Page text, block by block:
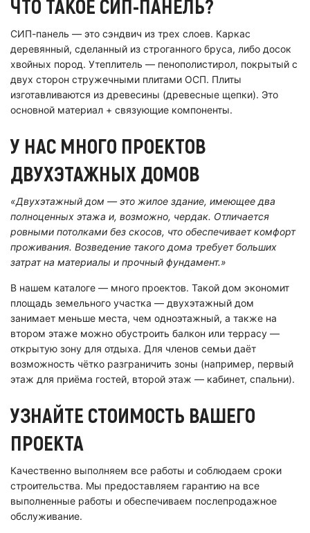
ЧТО ТАКОЕ СИП-ПАНЕЛЬ?
СИП-панель — это сэндвич из трех слоев. Каркас
деревянный, сделанный из строганного бруса, либо досок
хвойных пород. Утеплитель — пенополистирол, покрытый с
двух сторон стружечными плитами ОСП. Плиты
изготавливаются из древесины (древесные щепки). Это
основной материал + связующие компоненты.
У НАС МНОГО ПРОЕКТОВ
ДВУХЭТАЖНЫХ ДОМОВ
«Двухэтажный дом — это жилое здание, имеющее два
полноценных этажа и, возможно, чердак. Отличается
ровными потолками без скосов, что обеспечивает комфорт
проживания. Возведение такого дома требует больших
затрат на материалы и прочный фундамент.»
В нашем каталоге — много проектов. Такой дом экономит
площадь земельного участка — двухэтажный дом
занимает меньше места, чем одноэтажный, а также на
втором этаже можно обустроить балкон или террасу —
открытую зону для отдыха. Для членов семьи даёт
возможность чётко разграничить зоны (например, первый
этаж для приёма гостей, второй этаж — кабинет, спальни).
УЗНАЙТЕ СТОИМОСТЬ ВАШЕГО
ПРОЕКТА
Качественно выполняем все работы и соблюдаем сроки
строительства. Мы предоставляем гарантию на все
выполненные работы и обеспечиваем послепродажное
обслуживание.